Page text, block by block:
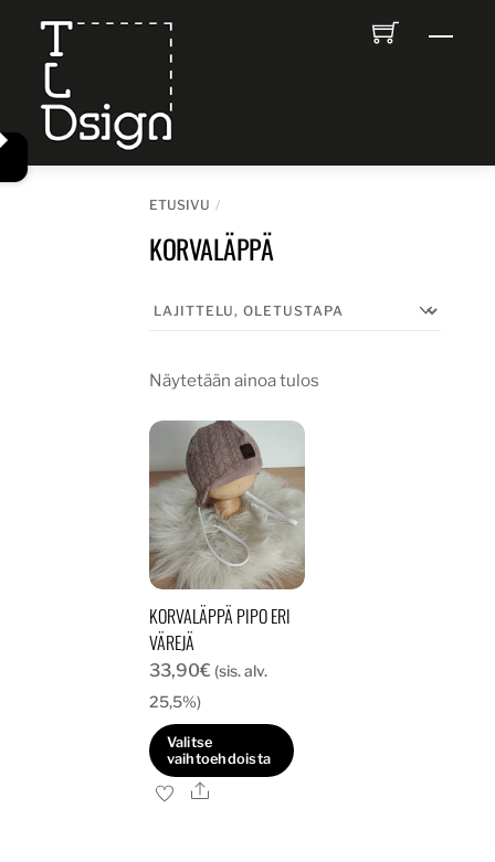
content
ETUSIVU
KORVALÄPPÄ
Näytetään ainoa tulos
KORVALÄPPÄ PIPO ERI
VÄREJÄ
33,90€ (sis. alv.
25,5%)
Valitse
vaihtoehdoista
Tällä
Ale